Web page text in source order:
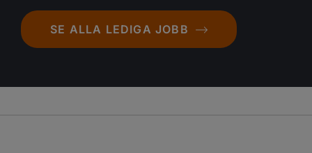
SE ALLA LEDIGA JOBB